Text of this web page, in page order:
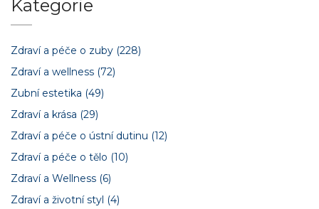
Kategorie
Zdraví a péče o zuby (228)
Zdraví a wellness (72)
Zubní estetika (49)
Zdraví a krása (29)
Zdraví a péče o ústní dutinu (12)
Zdraví a péče o tělo (10)
Zdraví a Wellness (6)
Zdraví a životní styl (4)